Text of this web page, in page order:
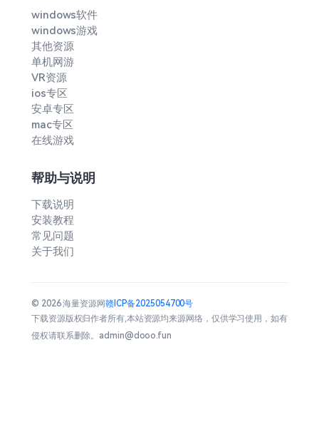
windows软件
windows游戏
其他资源
单机网游
VR资源
ios专区
安卓专区
mac专区
在线游戏
帮助与说明
下载说明
安装教程
常见问题
关于我们
© 2026 海量资源网赣ICP备2025054700号
下载资源版权归作者所有,本站资源均来源网络，仅供学习使用，如有
侵权请联系删除。admin@dooo.fun